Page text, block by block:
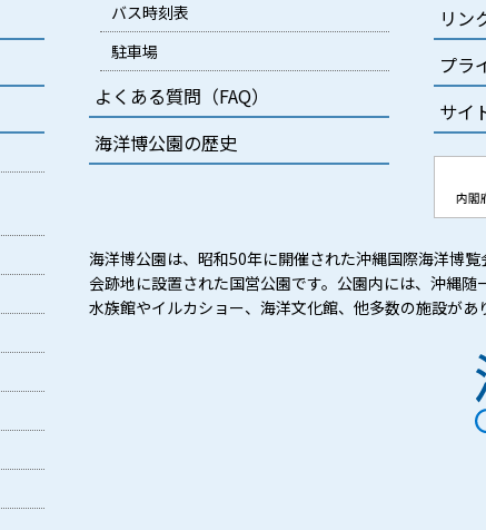
バス時刻表
駐車場
よくある質問（FAQ）
海洋博公園の歴史
リン
プラ
サイ
海洋博公園は、昭和50年に開催された沖縄国際海洋博
会跡地に設置された国営公園です。公園内には、沖縄
水族館やイルカショー、海洋文化館、他多数の施設があ